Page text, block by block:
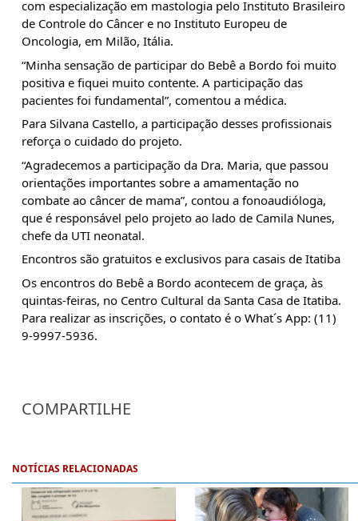
com especialização em mastologia pelo Instituto Brasileiro
de Controle do Câncer e no Instituto Europeu de
Oncologia, em Milão, Itália.
“Minha sensação de participar do Bebê a Bordo foi muito
positiva e fiquei muito contente. A participação das
pacientes foi fundamental”, comentou a médica.
Para Silvana Castello, a participação desses profissionais
reforça o cuidado do projeto.
“Agradecemos a participação da Dra. Maria, que passou
orientações importantes sobre a amamentação no
combate ao câncer de mama”, contou a fonoaudióloga,
que é responsável pelo projeto ao lado de Camila Nunes,
chefe da UTI neonatal.
Encontros são gratuitos e exclusivos para casais de Itatiba
Os encontros do Bebê a Bordo acontecem de graça, às
quintas-feiras, no Centro Cultural da Santa Casa de Itatiba.
Para realizar as inscrições, o contato é o What´s App: (11)
9-9997-5936.
COMPARTILHE
NOTÍCIAS RELACIONADAS